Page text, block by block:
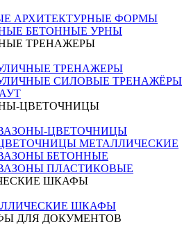
АРХИТЕКТУРНЫЕ ФОРМЫ
БЕТОННЫЕ УРНЫ
ТРЕНАЖЕРЫ
ТРЕНАЖЕРЫ
СИЛОВЫЕ ТРЕНАЖЁРЫ
ЦВЕТОЧНИЦЫ
ЦВЕТОЧНИЦЫ
МЕТАЛЛИЧЕСКИЕ
БЕТОННЫЕ
ПЛАСТИКОВЫЕ
ШКАФЫ
ШКАФЫ
ДЛЯ ДОКУМЕНТОВ